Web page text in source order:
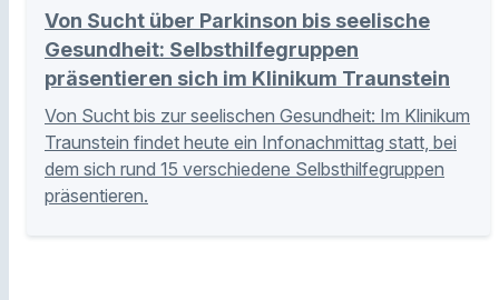
Von Sucht über Parkinson bis seelische
Gesundheit: Selbsthilfegruppen
präsentieren sich im Klinikum Traunstein
Von Sucht bis zur seelischen Gesundheit: Im Klinikum
Traunstein findet heute ein Infonachmittag statt, bei
dem sich rund 15 verschiedene Selbsthilfegruppen
präsentieren.